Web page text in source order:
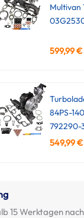
Multivan
599,99€
84PS-
792290-
549,99€
15 Werktagen